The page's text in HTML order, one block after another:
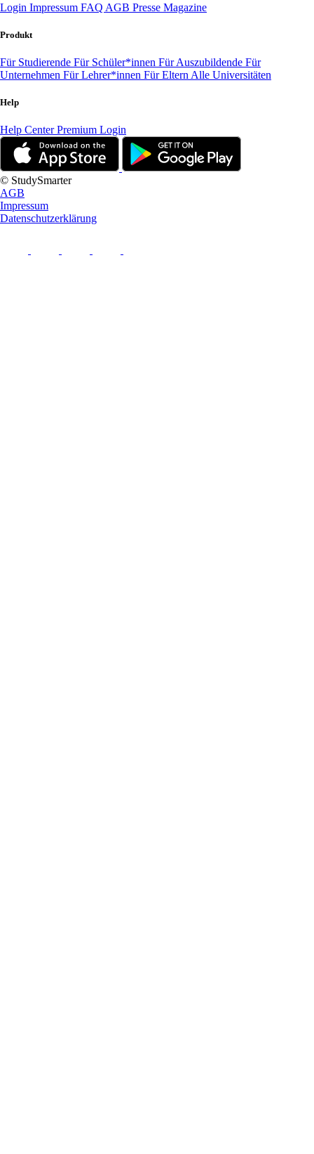
Login Impressum FAQ AGB Presse Magazine
Produkt
Für Studierende Für Schüler*innen Für Auszubildende Für
Unternehmen Für Lehrer*innen Für Eltern Alle Universitäten
Help
Help CenterPremium Login
© StudySmarter
AGB
Impressum
Datenschutzerklärung